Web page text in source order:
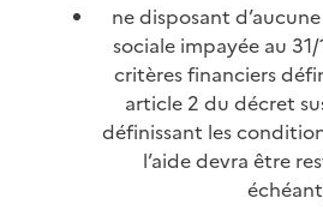
ne disposant
sociale impayée au
critères financiers
article 2 du décret
définissant les
l’aide devra être